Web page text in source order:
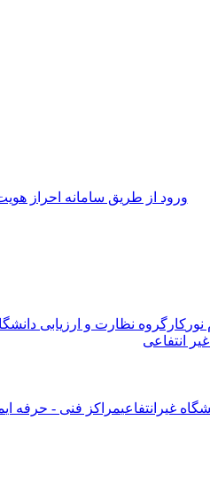
ورود از طريق سامانه احراز
کارگروه نظارت و ارزیابی
انتفاعی
غیرانتفاعیمراکز فنی - حرفه ای